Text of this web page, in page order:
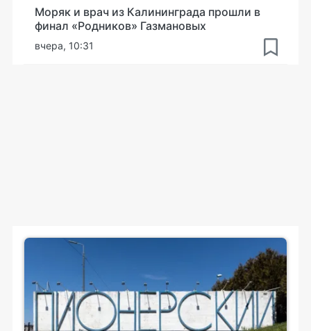
Моряк и врач из Калининграда прошли в
финал «Родников» Газмановых
вчера, 10:31